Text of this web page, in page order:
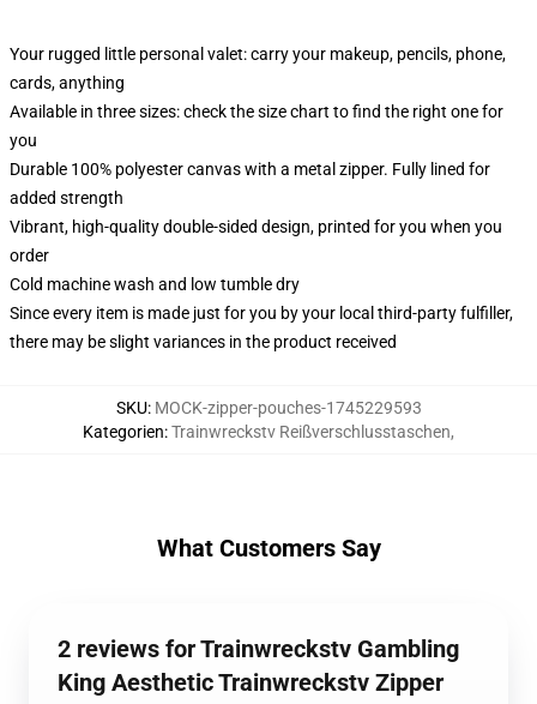
Your rugged little personal valet: carry your makeup, pencils, phone,
cards, anything
Available in three sizes: check the size chart to find the right one for
you
Durable 100% polyester canvas with a metal zipper. Fully lined for
added strength
Vibrant, high-quality double-sided design, printed for you when you
order
Cold machine wash and low tumble dry
Since every item is made just for you by your local third-party fulfiller,
there may be slight variances in the product received
SKU: MOCK-zipper-pouches-1745229593
Kategorien:Trainwreckstv Reißverschlusstaschen,
What Customers Say
2 reviews for Trainwreckstv Gambling
King Aesthetic Trainwreckstv Zipper